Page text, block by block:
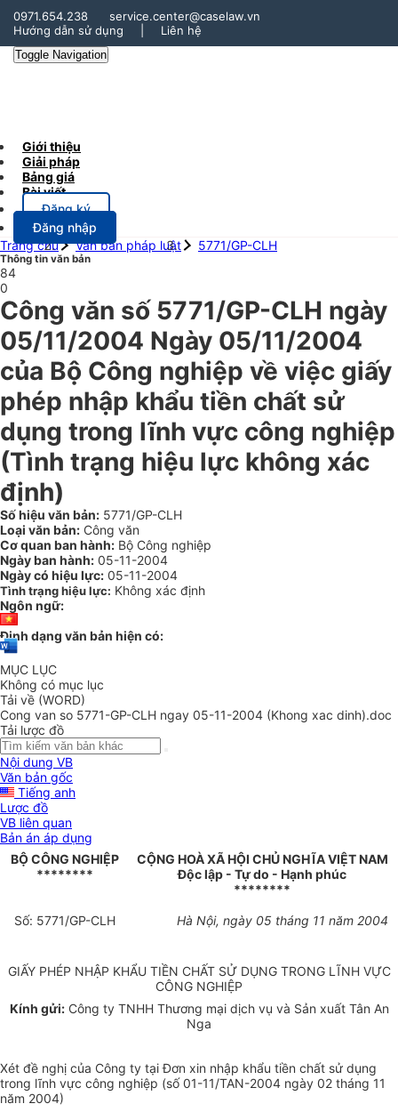
0971.654.238
service.center@caselaw.vn
Hướng dẫn sử dụng
Liên hệ
Toggle Navigation
Giới thiệu
Giải pháp
Bảng giá
Bài viết
Đăng ký
Đăng nhập
Trang chủ
Văn bản pháp luật 5771/GP-CLH
Thông tin văn bản
84
0
Công văn số 5771/GP-CLH ngày
05/11/2004 Ngày 05/11/2004
của Bộ Công nghiệp về việc giấy
phép nhập khẩu tiền chất sử
dụng trong lĩnh vực công nghiệp
(Tình trạng hiệu lực không xác
định)
Số hiệu văn bản: 5771/GP-CLH
Loại văn bản: Công văn
Cơ quan ban hành: Bộ Công nghiệp
Ngày ban hành: 05-11-2004
Ngày có hiệu lực: 05-11-2004
Tình trạng hiệu lực: Không xác định
Ngôn ngữ:
Định dạng văn bản hiện có:
MỤC LỤC
Không có mục lục
Tải về (WORD)
Cong van so 5771-GP-CLH ngay 05-11-2004 (Khong xac dinh).doc
Tải lược đồ
Nội dung VB
Văn bản gốc
Tiếng anh
Lược đồ
VB liên quan
Bản án áp dụng
BỘ CÔNG NGHIỆP
********
CỘNG HOÀ XÃ HỘI CHỦ NGHĨA VIỆT NAM
Độc lập - Tự do - Hạnh phúc
********
Số: 5771/GP-CLH Hà Nội, ngày 05 tháng 11 năm 2004
GIẤY PHÉP NHẬP KHẨU TIỀN CHẤT SỬ DỤNG TRONG LĨNH VỰC
CÔNG NGHIỆP
Kính gửi:Công ty TNHH Thương mại dịch vụ và Sản xuất Tân An
Nga
Xét đề nghị của Công ty tại Đơn xin nhập khẩu tiền chất sử dụng
trong lĩnh vực công nghiệp (số 01-11/TAN-2004 ngày 02 tháng 11
năm 2004)